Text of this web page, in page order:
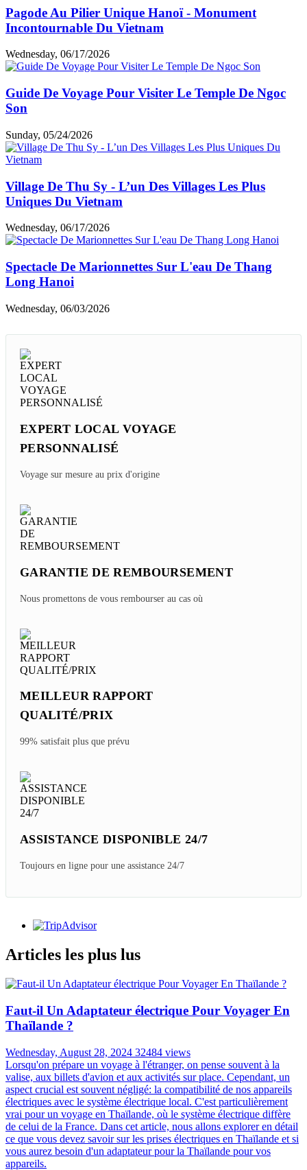
Pagode Au Pilier Unique Hanoï - Monument
Incontournable Du Vietnam
Wednesday, 06/17/2026
Guide De Voyage Pour Visiter Le Temple De Ngoc
Son
Sunday, 05/24/2026
Village De Thu Sy - L’un Des Villages Les Plus
Uniques Du Vietnam
Wednesday, 06/17/2026
Spectacle De Marionnettes Sur L'eau De Thang
Long Hanoi
Wednesday, 06/03/2026
EXPERT LOCAL VOYAGE
PERSONNALISÉ
Voyage sur mesure au prix d'origine
GARANTIE DE REMBOURSEMENT
Nous promettons de vous rembourser au cas où
MEILLEUR RAPPORT
QUALITÉ/PRIX
99% satisfait plus que prévu
ASSISTANCE DISPONIBLE 24/7
Toujours en ligne pour une assistance 24/7
Articles les plus lus
Faut-il Un Adaptateur électrique Pour Voyager En
Thaïlande ?
Wednesday, August 28, 2024 32484 views
Lorsqu'on prépare un voyage à l'étranger, on pense souvent à la
valise, aux billets d'avion et aux activités sur place. Cependant, un
aspect crucial est souvent négligé: la compatibilité de nos appareils
électriques avec le système électrique local. C'est particulièrement
vrai pour un voyage en Thaïlande, où le système électrique diffère
de celui de la France. Dans cet article, nous allons explorer en détail
ce que vous devez savoir sur les prises électriques en Thaïlande et si
vous aurez besoin d'un adaptateur pour la Thaïlande pour vos
appareils.